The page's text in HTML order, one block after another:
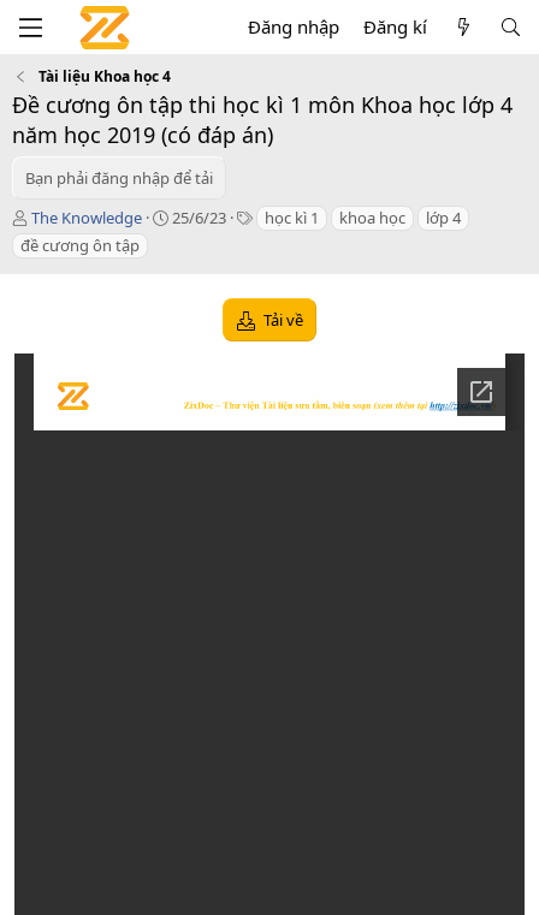
Đăng nhập Đăng kí
Tài liệu Khoa học 4
Đề cương ôn tập thi học kì 1 môn Khoa học lớp 4
năm học 2019 (có đáp án)
Bạn phải đăng nhập để tải
T
á
c
The Knowledge
C
t
25/6/23
T học kì 1 khoa học
lớp 4
đề cương ôn tập
Tải về